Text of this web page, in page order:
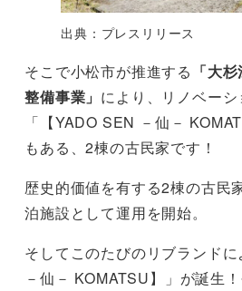
出典：プレスリリース
そこで小松市が推進する 「大
整備事業」 により、リノベー
「【YADO SEN －仙－
もある、2棟の古民家です！
歴史的価値を有する2棟の古民
泊施設として運用を開始。
そしてこのたびのリブランド
－仙－ KOMATSU】」が誕生